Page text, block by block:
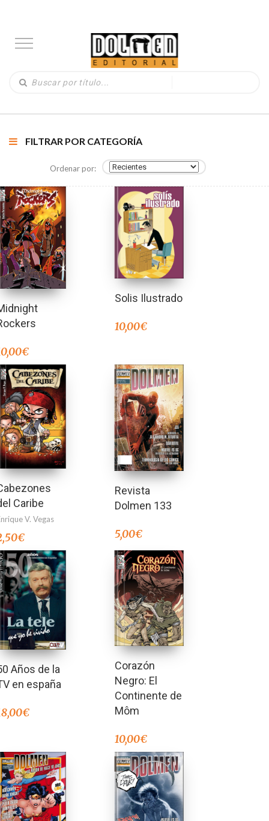
FILTRAR POR CATEGORÍA
Ordenar por:
€
Solis Ilustrado
10,00€
Caribe
V. Vegas
€
Revista
Dolmen 133
5,00€
Años de la
en españa
€
Corazón
Negro: El
Continente de
Môm
10,00€